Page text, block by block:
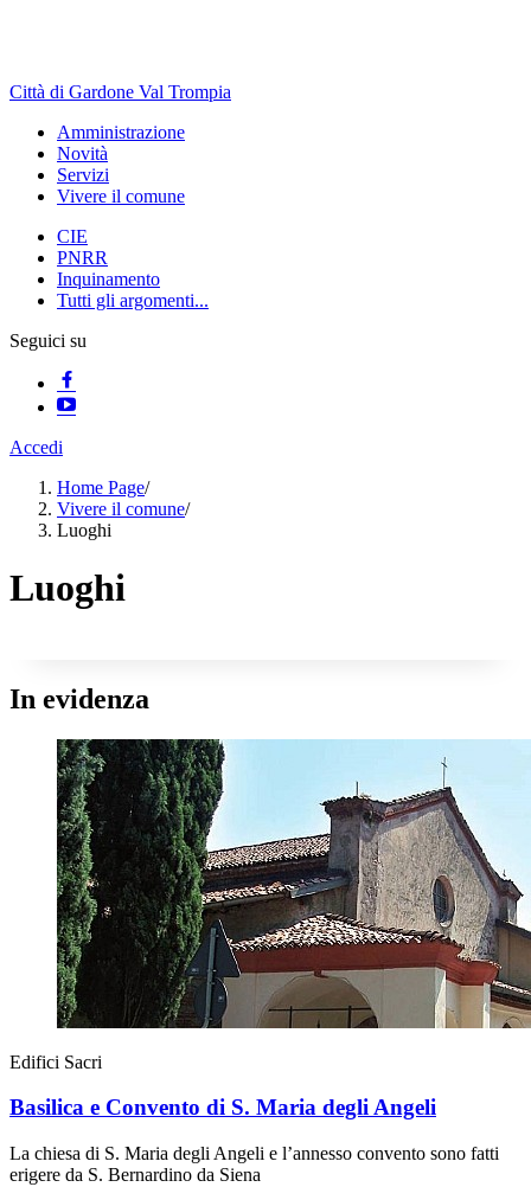
Città di Gardone Val Trompia
Amministrazione
Novità
Servizi
Vivere il comune
CIE
PNRR
Inquinamento
Tutti gli argomenti...
Seguici su
Accedi
Home Page/
Vivere il comune/
Luoghi
Luoghi
In evidenza
Edifici Sacri
Basilica e Convento di S. Maria degli Angeli
La chiesa di S. Maria degli Angeli e l’annesso convento sono fatti
erigere da S. Bernardino da Siena